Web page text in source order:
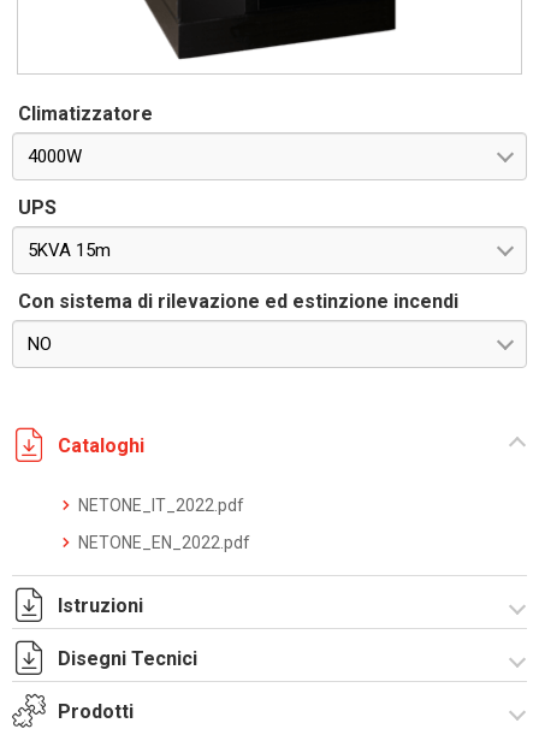
Climatizzatore
4000W
UPS
5KVA 15m
Con sistema di rilevazione ed estinzione incendi
NO
Cataloghi
NETONE_IT_2022.pdf
NETONE_EN_2022.pdf
Istruzioni
NETONE_manuale_4.9.pdf
NETONE_manual_4.8_eng.pdf
Disegni Tecnici
Drawing Net One Clima 4000W.pdf
Prodotti